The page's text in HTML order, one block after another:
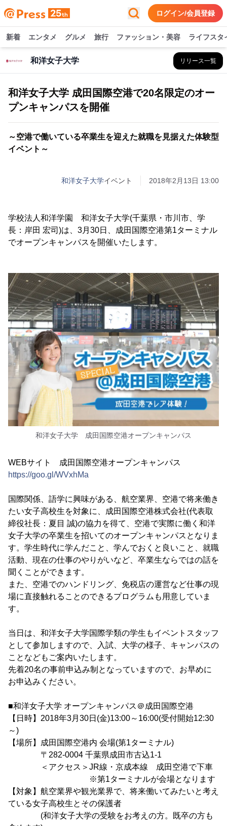
ログイン/会員登録
新着 エンタメ グルメ 旅行 ファッション・美容 ライフスタ
和洋女子大学 リリース一覧
和洋女子大学 成田国際空港で20名限定のオー
プンキャンパスを開催
～空港で働いている卒業生を迎えた就職を見据えた体験型
イベント～
和洋女子大学イベント 2018年2月13日 13:00
学校法人和洋学園 和洋女子大学(千葉県・市川市、学
長：岸田 宏司)は、3月30日、成田国際空港第1ターミナル
でオープンキャンパスを開催いたします。
和洋女子大学 成田国際空港オープンキャンパス
WEBサイト 成田国際空港オープンキャンパス
https://goo.gl/WVxhMa
国際関係、語学に興味がある、航空業界、空港で将来働き
たい女子高校生を対象に、成田国際空港株式会社(代表取
締役社長：夏目 誠)の協力を得て、空港で実際に働く和洋
女子大学の卒業生を招いてのオープンキャンパスとなりま
す。学生時代に学んだこと、学んでおくと良いこと、就職
活動、現在の仕事のやりがいなど、卒業生ならではの話を
聞くことができます。
また、空港でのハンドリング、免税店の運営など仕事の現
場に直接触れることのできるプログラムも用意していま
す。
当日は、和洋女子大学国際学類の学生もイベントスタッフ
として参加しますので、入試、大学の様子、キャンパスの
ことなどもご案内いたします。
先着20名の事前申込み制となっていますので、お早めに
お申込みください。
■和洋女子大学 オープンキャンパス＠成田国際空港
【日時】2018年3月30日(金)13:00～16:00(受付開始12:30
～)
【場所】成田国際空港内 会場(第1ターミナル)
〒282-0004 千葉県成田市古込1-1
＜アクセス＞JR線・京成本線 成田空港で下車
※第1ターミナルが会場となります
【対象】航空業界や観光業界で、将来働いてみたいと考え
ている女子高校生とその保護者
(和洋女子大学の受験をお考えの方。既卒の方も